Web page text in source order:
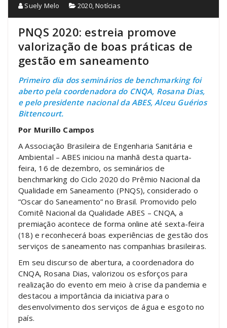
Suely Melo 2020,Notícias
PNQS 2020: estreia promove
valorização de boas práticas de
gestão em saneamento
Primeiro dia dos seminários de benchmarking foi
aberto pela coordenadora do CNQA, Rosana Dias,
e pelo presidente nacional da ABES, Alceu Guérios
Bittencourt.
Por Murillo Campos
A Associação Brasileira de Engenharia Sanitária e
Ambiental – ABES iniciou na manhã desta quarta-
feira, 16 de dezembro, os seminários de
benchmarking do Ciclo 2020 do Prêmio Nacional da
Qualidade em Saneamento (PNQS), considerado o
“Oscar do Saneamento” no Brasil. Promovido pelo
Comitê Nacional da Qualidade ABES – CNQA, a
premiação acontece de forma online até sexta-feira
(18) e reconhecerá boas experiências de gestão dos
serviços de saneamento nas companhias brasileiras.
Em seu discurso de abertura, a coordenadora do
CNQA, Rosana Dias, valorizou os esforços para
realização do evento em meio à crise da pandemia e
destacou a importância da iniciativa para o
desenvolvimento dos serviços de água e esgoto no
país.